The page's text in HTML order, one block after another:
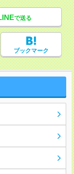
で送る
ブックマーク